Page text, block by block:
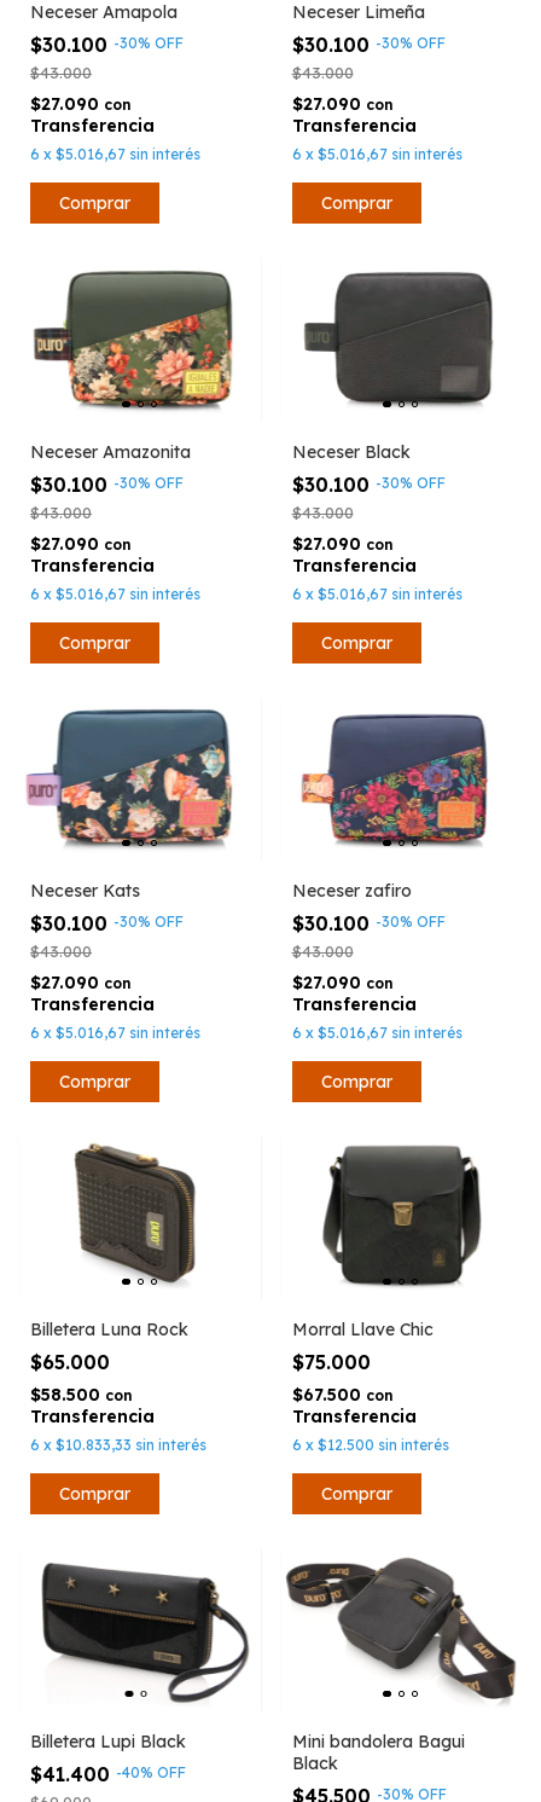
Neceser Amapola
$30.100 -30% OFF
$43.000
$27.090 con
6 x $5.016,67 sin interés
Neceser Limeña
$30.100 -30% OFF
$43.000
$27.090 con
6 x $5.016,67 sin interés
Neceser Amazonita
$30.100 -30% OFF
$43.000
$27.090 con
6 x $5.016,67 sin interés
Neceser Black
$30.100 -30% OFF
$43.000
$27.090 con
6 x $5.016,67 sin interés
Neceser Kats
$30.100 -30% OFF
$43.000
$27.090 con
6 x $5.016,67 sin interés
Neceser zafiro
$30.100 -30% OFF
$43.000
$27.090 con
6 x $5.016,67 sin interés
Billetera Luna Rock
$65.000
$58.500 con
6 x $10.833,33 sin interés
Morral Llave Chic
$75.000
$67.500 con
6 x $12.500 sin interés
Billetera Lupi Black
$41.400 -40% OFF
Mini bandolera Bagui
Black
$45.500 -30% OFF